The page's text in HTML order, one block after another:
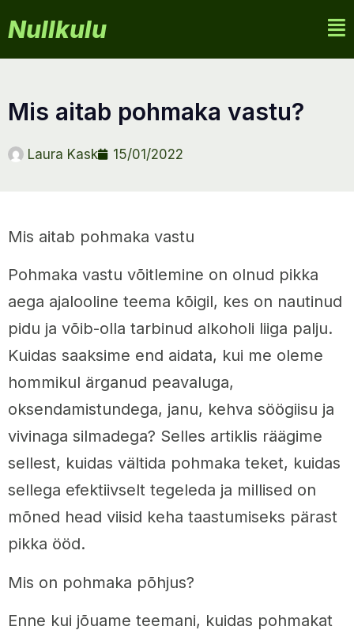
Nullkulu
mis aitab pohmaka vastu?
Laura Kask 15/01/2022
Mis aitab pohmaka vastu
Pohmaka vastu võitlemine on olnud pikka
aega ajalooline teema kõigil, kes on nautinud
pidu ja võib-olla tarbinud alkoholi liiga palju.
Kuidas saaksime end aidata, kui me oleme
hommikul ärganud peavaluga,
oksendamistundega, janu, kehva söögiisu ja
vivinaga silmadega? Selles artiklis räägime
sellest, kuidas vältida pohmaka teket, kuidas
sellega efektiivselt tegeleda ja millised on
mõned head viisid keha taastumiseks pärast
pikka ööd.
Mis on pohmaka põhjus?
Enne kui jõuame teemani, kuidas pohmakat